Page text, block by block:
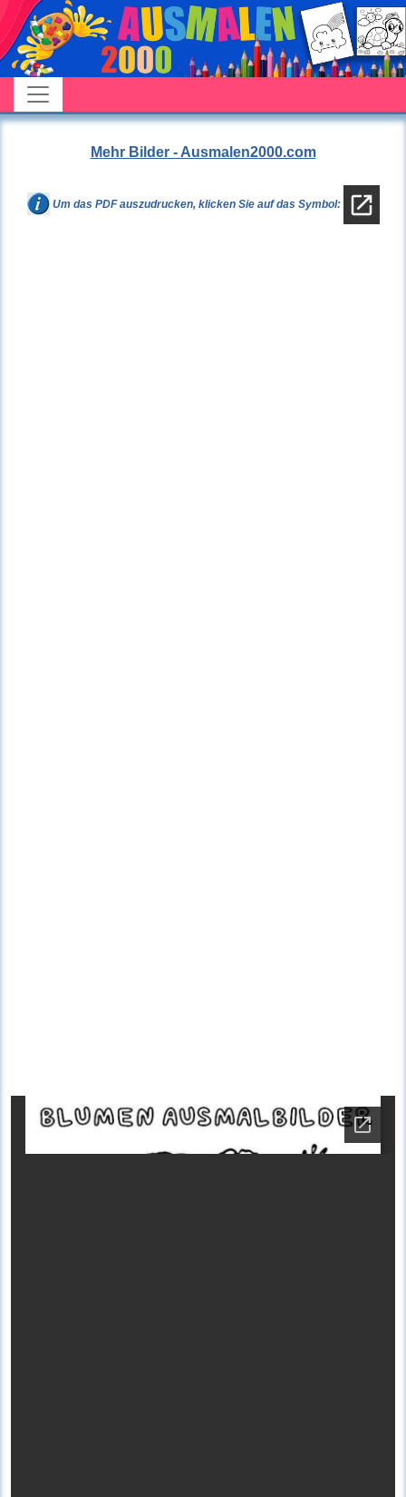
Mehr Bilder - Ausmalen2000.com
Um das PDF auszudrucken, klicken Sie auf das Symbol: